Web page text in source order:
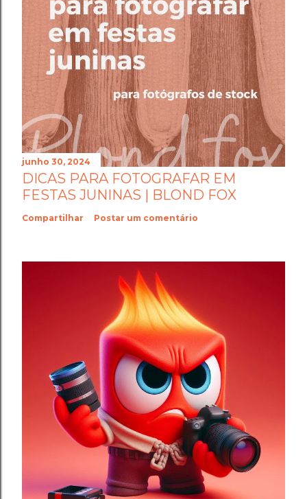
junho 30, 2024
DICAS PARA FOTOGRAFAR EM
FESTAS JUNINAS | BLOND FOX
Compartilhar Postar um comentário